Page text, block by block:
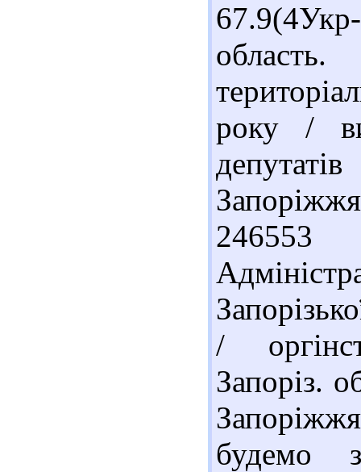
року /
246553
/
Запоріз.
будемо